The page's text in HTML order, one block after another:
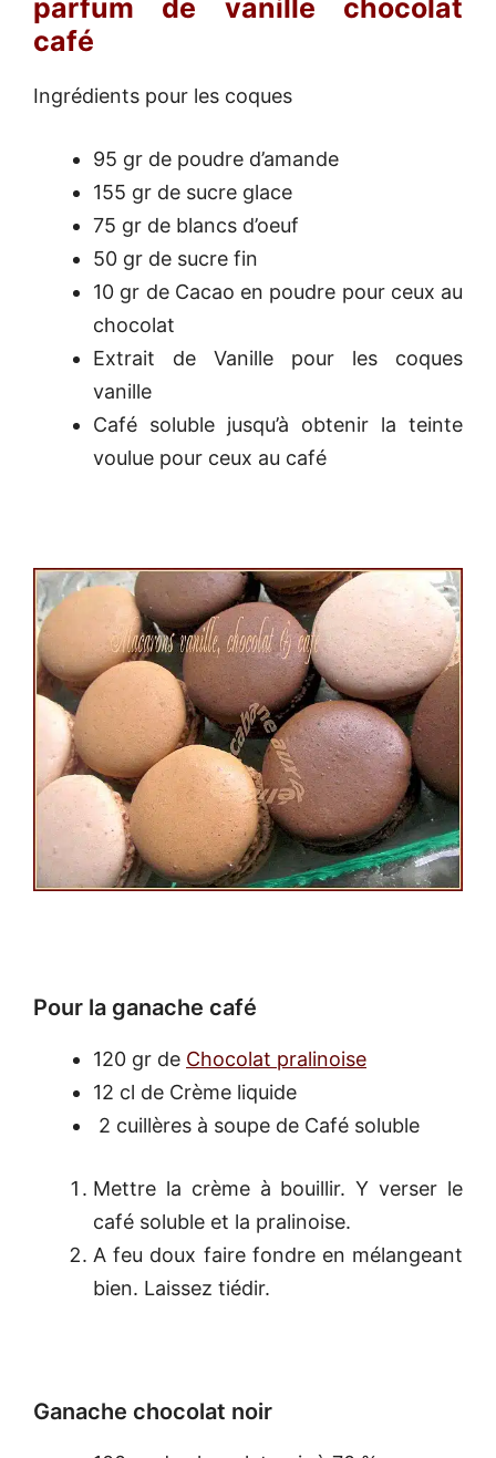
parfum de vanille chocolat
café
Ingrédients pour les coques
95 gr de poudre d’amande
155 gr de sucre glace
75 gr de blancs d’oeuf
50 gr de sucre fin
10 gr de Cacao en poudre pour ceux au
chocolat
Extrait de Vanille pour les coques
vanille
Café soluble jusqu’à obtenir la teinte
voulue pour ceux au café
Pour la ganache café
120 gr de Chocolat pralinoise
12 cl de Crème liquide
2 cuillères à soupe de Café soluble
Mettre la crème à bouillir. Y verser le
café soluble et la pralinoise.
A feu doux faire fondre en mélangeant
bien. Laissez tiédir.
Ganache chocolat noir